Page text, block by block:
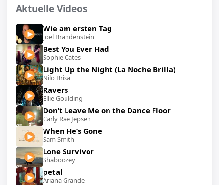
Aktuelle Videos
Wie am ersten Tag
Joel Brandenstein
Best You Ever Had
Sophie Cates
Light Up the Night (La Noche Brilla)
Nilo Brisa
Ravers
Ellie Goulding
Don’t Leave Me on the Dance Floor
Carly Rae Jepsen
When He’s Gone
Sam Smith
Lone Survivor
Shaboozey
petal
Ariana Grande